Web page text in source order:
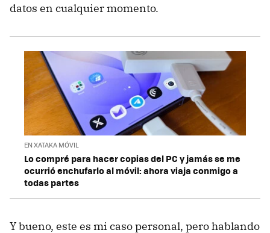
datos en cualquier momento.
EN XATAKA MÓVIL
Lo compré para hacer copias del PC y jamás se me
ocurrió enchufarlo al móvil: ahora viaja conmigo a
todas partes
Y bueno, este es mi caso personal, pero hablando